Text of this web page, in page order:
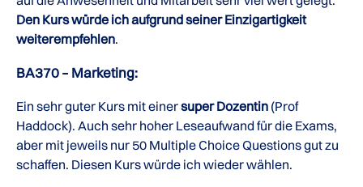
Den Kurs würde ich aufgrund seiner Einzigartigkeit
weiterempfehlen.
BA370 – Marketing:
Ein sehr guter Kurs mit einersuper Dozentin (Prof
Haddock). Auch sehr hoher Leseaufwand für die Exams,
aber mit jeweils nur 50 Multiple Choice Questions gut zu
schaffen. Diesen Kurs würde ich wieder wählen.